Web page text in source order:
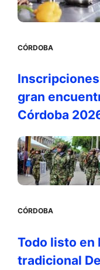
CÓRDOBA
gran
Córdoba
CÓRDOBA
Todo listo en
tradicional